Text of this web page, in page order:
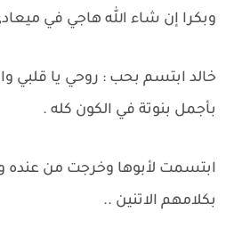
وبكرا إن شاء الله هاجي في
خالد ابتسم بحب : روحي يا قلبي
بأجمل بنوتة في الكون كله .
ابتسمت لأبوها وخرجت من عنده
بكلامهم الاتنين ..